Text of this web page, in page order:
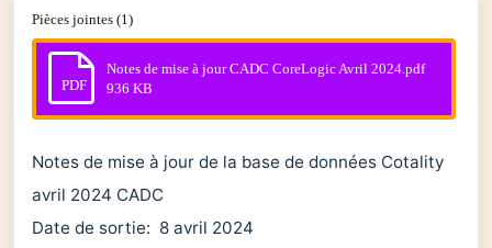
Pièces jointes (1)
PDF
Notes de mise à jour CADC CoreLogic Avril 2024.pdf
936 KB
Notes de mise à jour de la base de données Cotality
avril 2024 CADC
Date de sortie: 8 avril 2024